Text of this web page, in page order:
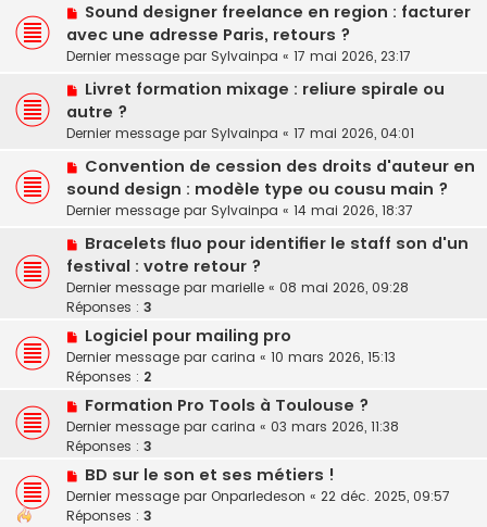
Sound designer freelance en region : facturer
avec une adresse Paris, retours ?
Dernier message par Sylvainpa « 17 mai 2026, 23:17
Livret formation mixage : reliure spirale ou
autre ?
Dernier message par Sylvainpa « 17 mai 2026, 04:01
Convention de cession des droits d'auteur en
sound design : modèle type ou cousu main ?
Dernier message par Sylvainpa « 14 mai 2026, 18:37
Bracelets fluo pour identifier le staff son d'un
festival : votre retour ?
Dernier message par marielle « 08 mai 2026, 09:28
Réponses : 3
Logiciel pour mailing pro
Dernier message par carina « 10 mars 2026, 15:13
Réponses : 2
Formation Pro Tools à Toulouse ?
Dernier message par carina « 03 mars 2026, 11:38
Réponses : 3
BD sur le son et ses métiers !
Dernier message par Onparledeson « 22 déc. 2025, 09:57
Réponses : 3